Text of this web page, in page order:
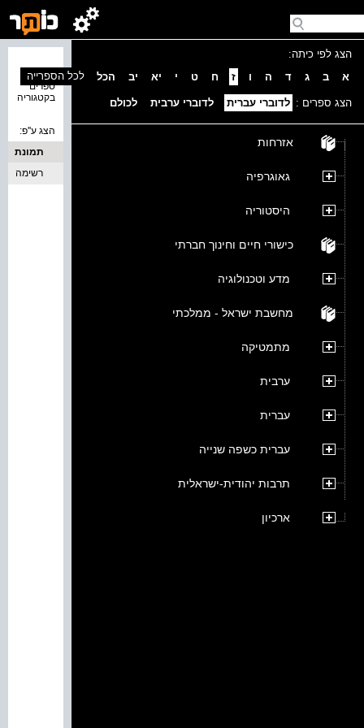
הצג לפי כיתה:
א
ב ג ד ה ו ז ח ט י יא יב הכל
הצג ספרים : לדוברי עברית לדוברי ערבית לכולם
אזרחות
גאוגרפיה
היסטוריה
כישורי חיים וחינוך חברתי
מדע וטכנולוגיה
מחשבת ישראל - ממלכתי
מתמטיקה
ערבית
עברית
עברית כשפה שנייה
תרבות יהודית-ישראלית
ארכיון
ספרים
בקטגוריה
לכל הספרייה
הצג ע''פ:
תמונת
כריכה
רשימה